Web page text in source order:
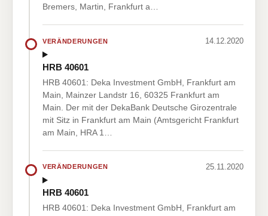
Bremers, Martin, Frankfurt a…
VERÄNDERUNGEN 14.12.2020
HRB 40601
HRB 40601: Deka Investment GmbH, Frankfurt am
Main, Mainzer Landstr 16, 60325 Frankfurt am
Main. Der mit der DekaBank Deutsche Girozentrale
mit Sitz in Frankfurt am Main (Amtsgericht Frankfurt
am Main, HRA 1…
VERÄNDERUNGEN 25.11.2020
HRB 40601
HRB 40601: Deka Investment GmbH, Frankfurt am